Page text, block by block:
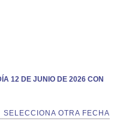
12 DE JUNIO DE 2026 CON
SELECCIONA OTRA FECHA